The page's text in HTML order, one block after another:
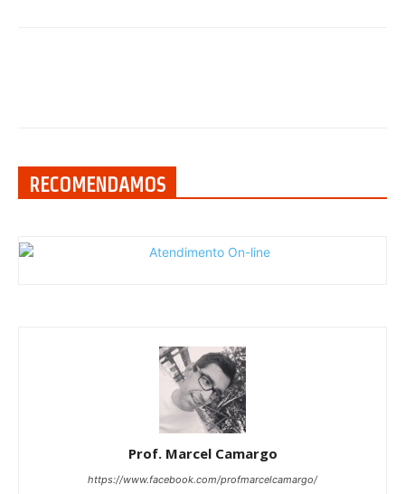
RECOMENDAMOS
Prof. Marcel Camargo
https://www.facebook.com/profmarcelcamargo/